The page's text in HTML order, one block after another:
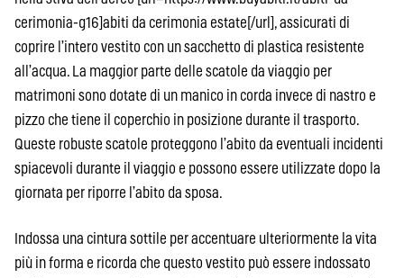
cerimonia-g16]abiti da cerimonia estate[/url], assicurati di
coprire l’intero vestito con un sacchetto di plastica resistente
all’acqua. La maggior parte delle scatole da viaggio per
matrimoni sono dotate di un manico in corda invece di nastro e
pizzo che tiene il coperchio in posizione durante il trasporto.
Queste robuste scatole proteggono l’abito da eventuali incidenti
spiacevoli durante il viaggio e possono essere utilizzate dopo la
giornata per riporre l’abito da sposa.
Indossa una cintura sottile per accentuare ulteriormente la vita
più in forma e ricorda che questo vestito può essere indossato